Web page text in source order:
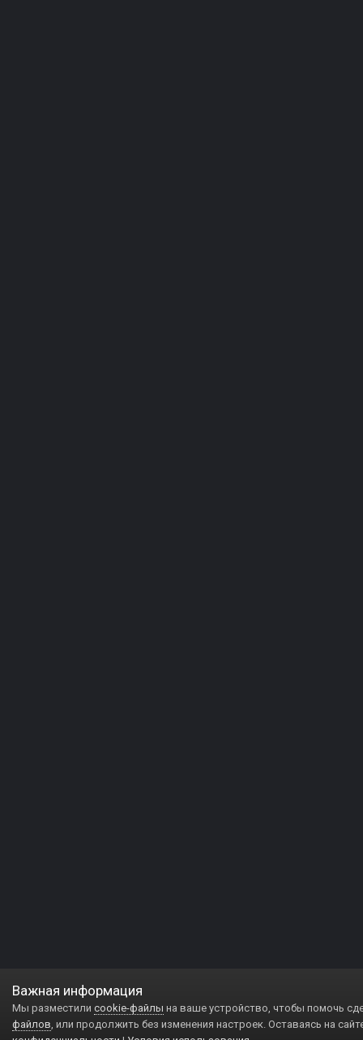
Важная информация
Мы разместили cookie-файлы на ваше устройство, чтобы помочь
файлов, или продолжить без изменения настроек. Оставаясь на